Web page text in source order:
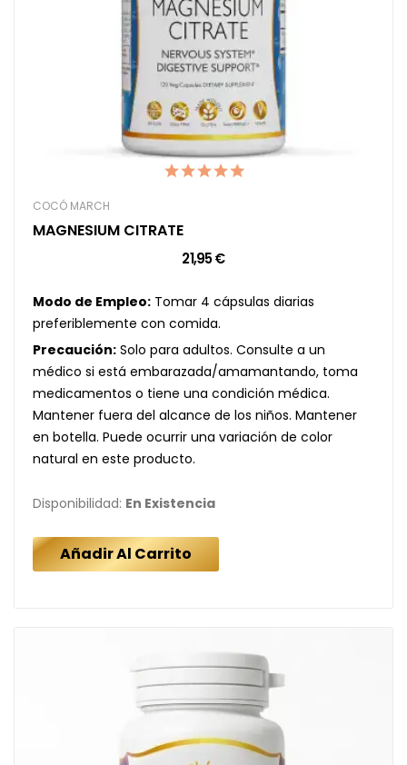
COCÓ MARCH
MAGNESIUM CITRATE
21,95 €
Modo de Empleo: Tomar 4 cápsulas diarias
preferiblemente con comida.
Precaución: Solo para adultos. Consulte a un
médico si está embarazada/amamantando, toma
medicamentos o tiene una condición médica.
Mantener fuera del alcance de los niños. Mantener
en botella. Puede ocurrir una variación de color
natural en este producto.
Disponibilidad: En Existencia
Añadir Al Carrito